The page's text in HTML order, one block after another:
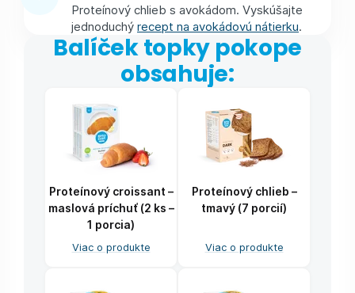
Proteínový chlieb s avokádom. Vyskúšajte
jednoduchý recept na avokádovú nátierku.
Balíček topky pokope
obsahuje:
Proteínový croissant –
maslová príchuť (2 ks –
1 porcia)
Viac o produkte
Proteínový chlieb –
tmavý (7 porcií)
Viac o produkte